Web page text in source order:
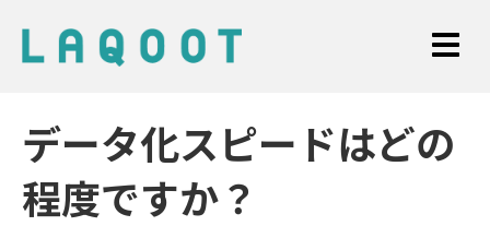
データ化スピードはどの
程度ですか？